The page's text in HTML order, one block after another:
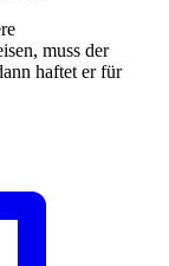
muss der
haftet er für